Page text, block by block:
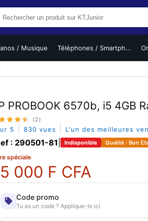
/ Musique Téléphones / Smartph...
PROBOOK 6570b, i5 4GB
(2)
5 830 vues L'un des meilleures
: 290501-81 Indisponible Qualité : Bon
spéciale
000 F CFA
Code promo
Tu as un code ? Applique-le ici